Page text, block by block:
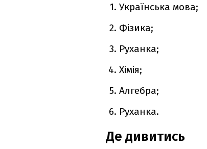
Українська мова;
Фізика;
Руханка;
Хімія;
Алгебра;
Руханка.
Де дивитись